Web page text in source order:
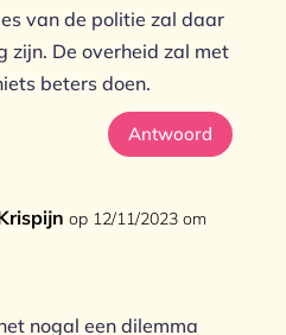
van de politie zal daar
zijn. De overheid zal met
beters doen.
Antwoord
op 12/11/2023 om
nogal een dilemma